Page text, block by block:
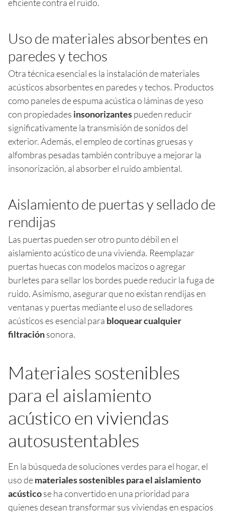
eficiente contra el ruido.
Uso de materiales absorbentes en
paredes y techos
Otra técnica esencial es la instalación de materiales
acústicos absorbentes en paredes y techos. Productos
como paneles de espuma acústica o láminas de yeso
con propiedades insonorizantespueden reducir
significativamente la transmisión de sonidos del
exterior. Además, el empleo de cortinas gruesas y
alfombras pesadas también contribuye a mejorar la
insonorización, al absorber el ruido ambiental.
Aislamiento de puertas y sellado de
rendijas
Las puertas pueden ser otro punto débil en el
aislamiento acústico de una vivienda. Reemplazar
puertas huecas con modelos macizos o agregar
burletes para sellar los bordes puede reducir la fuga de
ruido. Asimismo, asegurar que no existan rendijas en
ventanas y puertas mediante el uso de selladores
acústicos es esencial para bloquear cualquier
filtraciónsonora.
Materiales sostenibles
para el aislamiento
acústico en viviendas
autosustentables
En la búsqueda de soluciones verdes para el hogar, el
uso demateriales sostenibles para el aislamiento
acústicose ha convertido en una prioridad para
quienes desean transformar sus viviendas en espacios